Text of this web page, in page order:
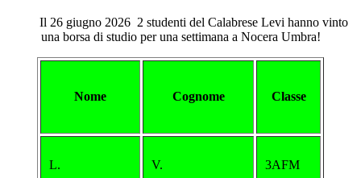
Il 26 giugno 2026 2 studenti del Calabrese Levi hanno vinto
una borsa di studio per una settimana a Nocera Umbra!
Nome Cognome Classe
L. V. 3AFM